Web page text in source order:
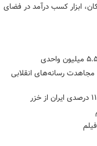
ابزار کسب درآمد در فضای
رسانه‌های انقلابی